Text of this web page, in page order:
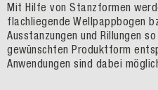
Mit Hilfe von Stanzformen
flachliegende Wellpappbogen
Ausstanzungen und Rillungen
gewünschten Produktform
Anwendungen sind dabei